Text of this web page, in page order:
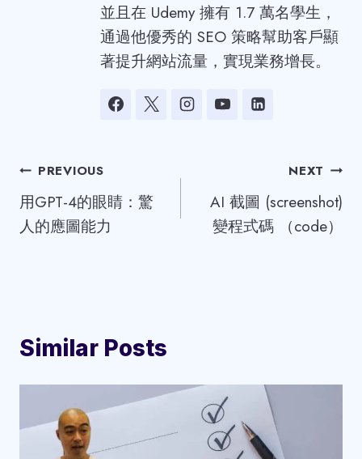
並且在 Udemy 擁有 1.7 萬名學生，
通過他優秀的 SEO 策略幫助客戶顯
著提升網站流量，實現業務增長。
Post
navigation
PREVIOUS
用GPT-4的眼睛：驚
人的應圖能力
NEXT
AI 截圖 (screenshot)
變程式碼 （code）
Similar Posts